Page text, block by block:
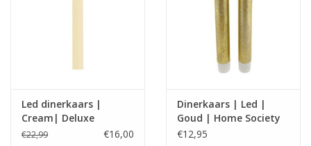
Merken
Led dinerkaars |
Cream| Deluxe
Homeart
€22,99 €16,00
Dinerkaars | Led |
Goud | Home Society
€12,95